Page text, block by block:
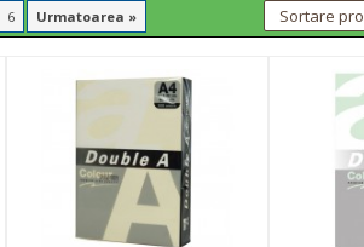
6 Urmatoarea »